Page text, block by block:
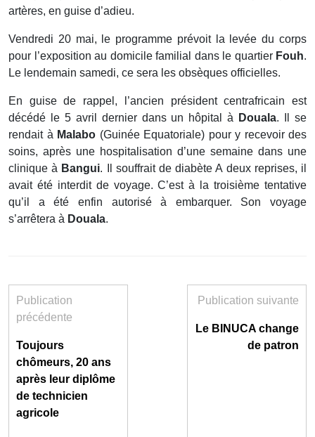
artères, en guise d’adieu.
Vendredi 20 mai, le programme prévoit la levée du corps
pour l’exposition au domicile familial dans le quartier Fouh.
Le lendemain samedi, ce sera les obsèques officielles.
En guise de rappel, l’ancien président centrafricain est
décédé le 5 avril dernier dans un hôpital à
Douala. Il se
rendait à Malabo (Guinée Equatoriale) pour y recevoir des
soins, après une hospitalisation d’une semaine dans une
clinique à Bangui. Il souffrait de diabète A deux reprises, il
avait été interdit de voyage. C’est à la troisième tentative
qu’il a été enfin autorisé à embarquer. Son voyage
s’arrêtera à Douala.
Publication
précédente
Toujours
chômeurs, 20 ans
après leur diplôme
de technicien
agricole
Publication suivante
Le BINUCA change
de patron